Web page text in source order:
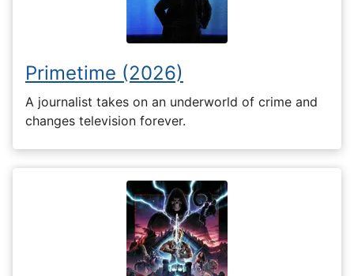
Primetime (2026)
A journalist takes on an underworld of crime and
changes television forever.